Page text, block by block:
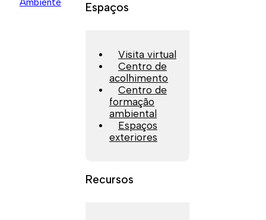
Espaços
Visita virtual
Centro de
acolhimento
Centro de
formação
ambiental
Espaços
exteriores
Recursos